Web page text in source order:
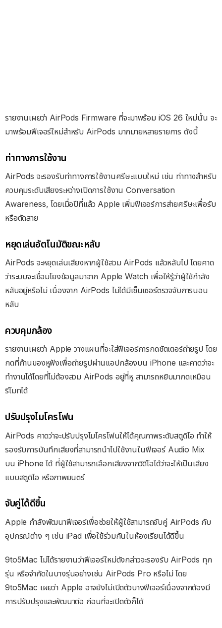
รายงานเผยว่า AirPods Firmware ที่จะมาพร้อม iOS 26 ใหม่นั้น จะ
มาพร้อมฟีเจอร์ใหม่สำหรับ AirPods มากมายหลายรายการ ดังนี้
ท่าทางการใช้งาน
AirPods จะรองรับท่าทางการใช้งานศรีษะแบบใหม่ เช่น ท่าทางสำหรับ
ควบคุมระดับเสียงระหว่างเปิดการใช้งาน Conversation
Awareness, โดยเมื่อปีที่แล้ว Apple เพิ่มฟีเจอร์การส่ายศรีษะเพื่อรับ
หรือตัดสาย
หยุดเล่นอัตโนมัติขณะหลับ
AirPods จะหยุดเล่นเสียงหากผู้ใช้สวม AirPods แล้วหลับไป โดยคาด
ว่าระบบจะเชื่อมโยงข้อมูลมาจาก Apple Watch เพื่อให้รู้ว่าผู้ใช้กำลัง
หลับอยู่หรือไม่ เนื่องจาก AirPods ไม่ได้มีเซ็นเซอร์ตรวจจับการนอน
หลับ
ควบคุมกล้อง
รายงานเผยว่า Apple วางแผนที่จะใส่ฟีเจอร์การกดชัตเตอร์ถ่ายรูป โดย
กดที่ก้านของหูฟังเพื่อถ่ายรูปผ่านแอปกล้องบน iPhone และคาดว่าจะ
ทำงานได้โดยที่ไม่ต้องสวม AirPods อยู่ที่หู สามารถหยิบมากดเหมือน
รีโมทได้
ปรับปรุงไมโครโฟน
AirPods คาดว่าจะปรับปรุงไมโครโฟนให้ได้คุณภาพระดับสตูดิโอ ทำให้
รองรับการบันทึกเสียงที่สามารถนำไปใช้งานในฟีเจอร์ Audio Mix
บน iPhone ได้ ที่ผู้ใช้สามารถเลือกเสียงจากวิดีโอได้ว่าจะให้เป็นเสียง
แบบสตูดิโอ หรือภาพยนตร์
จับคู่ได้ดีขึ้น
Apple กำลังพัฒนาฟีเจอร์เพื่อช่วยให้ผู้ใช้สามารถจับคู่ AirPods กับ
อุปกรณ์ต่าง ๆ เช่น iPad เพื่อใช้ร่วมกันในห้องเรียนได้ดีขึ้น
9to5Mac ไม่ได้รายงานว่าฟีเจอร์ใหม่ดังกล่าวจะรองรับ AirPods ทุก
รุ่น หรือจำกัดในบางรุ่นอย่างเช่น AirPods Pro หรือไม่ โดย
9to5Mac เผยว่า Apple อาจยังไม่เปิดตัวบางฟีเจอร์เนื่องจากต้องมี
การปรับปรุงและพัฒนาต่อ ก่อนที่จะเปิดตัวก็ได้